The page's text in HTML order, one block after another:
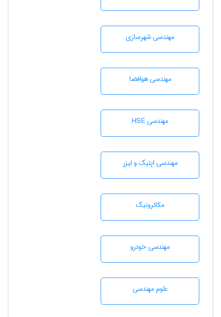
مهندسی شهرسازی
مهندسی هوافضا
مهندسی HSE
مهندسی اپتیک و لیزر
مکاترونیک
مهندسی خودرو
علوم مهندسی